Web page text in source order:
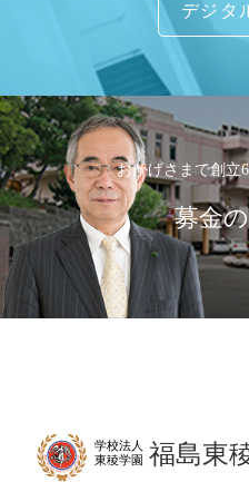
デジタ
おかげさまで創立
募金
学校法人
東稜学園
福島東